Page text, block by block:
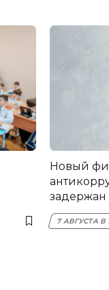
Новый
задержан
НЭСК
7 АВГУСТА В